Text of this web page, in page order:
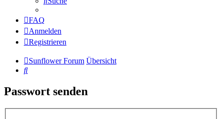
FAQ
Anmelden
Registrieren
Sunflower Forum Übersicht
Suche
Passwort senden